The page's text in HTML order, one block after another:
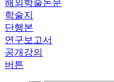
해외학술논문
학술지
단행본
연구보고서
공개강의
버튼